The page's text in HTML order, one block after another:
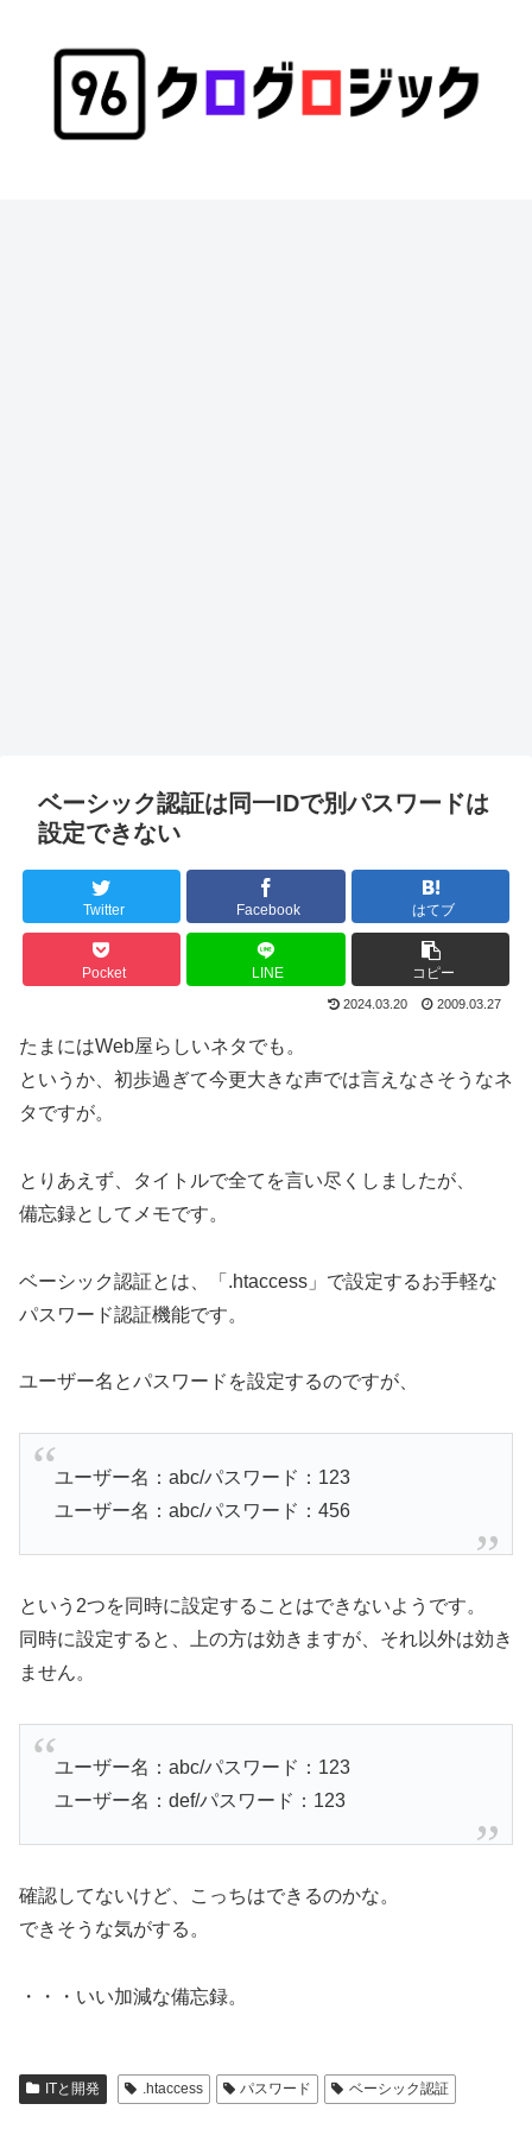
ベーシック認証は同一IDで別パスワードは
設定できない
Twitter Facebook はてブ
Pocket LINE コピー
2024.03.20 2009.03.27
たまにはWeb屋らしいネタでも。
というか、初歩過ぎて今更大きな声では言えなさそうなネ
タですが。
とりあえず、タイトルで全てを言い尽くしましたが、
備忘録としてメモです。
ベーシック認証とは、「.htaccess」で設定するお手軽な
パスワード認証機能です。
ユーザー名とパスワードを設定するのですが、
ユーザー名：abc/パスワード：123
ユーザー名：abc/パスワード：456
という2つを同時に設定することはできないようです。
同時に設定すると、上の方は効きますが、それ以外は効き
ません。
ユーザー名：abc/パスワード：123
ユーザー名：def/パスワード：123
確認してないけど、こっちはできるのかな。
できそうな気がする。
・・・いい加減な備忘録。
ITと開発 .htaccess パスワード ベーシック認証